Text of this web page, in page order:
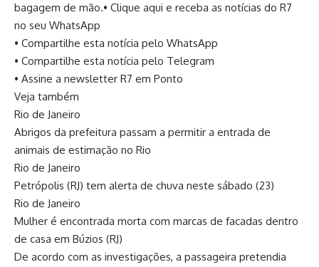
bagagem de mão.• Clique aqui e receba as notícias do R7
no seu WhatsApp
• Compartilhe esta notícia pelo WhatsApp
• Compartilhe esta notícia pelo Telegram
• Assine a newsletter R7 em Ponto
Veja também
Rio de Janeiro
Abrigos da prefeitura passam a permitir a entrada de
animais de estimação no Rio
Rio de Janeiro
Petrópolis (RJ) tem alerta de chuva neste sábado (23)
Rio de Janeiro
Mulher é encontrada morta com marcas de facadas dentro
de casa em Búzios (RJ)
De acordo com as investigações, a passageira pretendia